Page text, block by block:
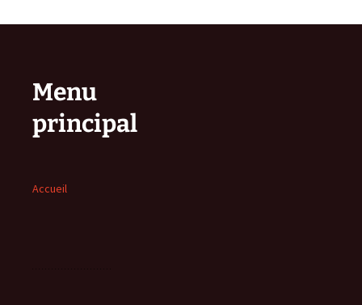
Menu
principal
Accueil